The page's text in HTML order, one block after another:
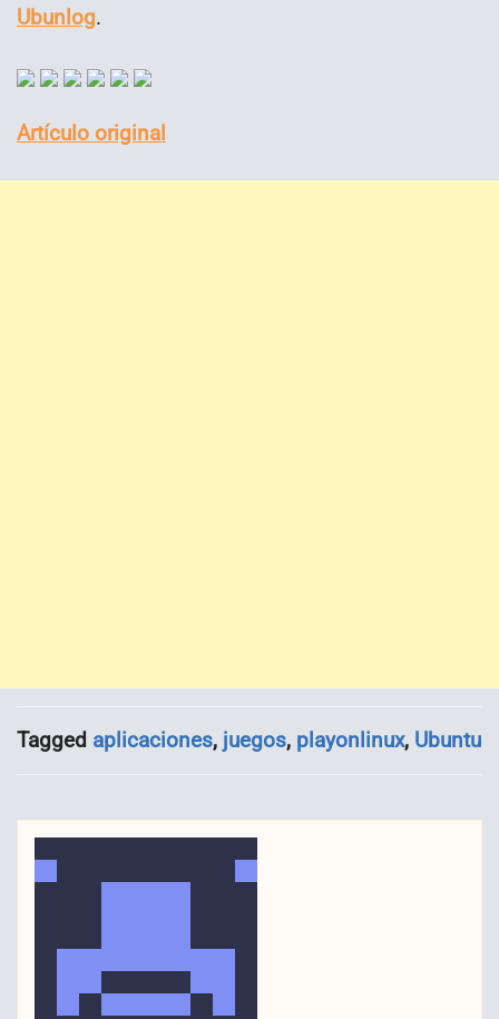
Ubunlog.
Artículo original
Tagged aplicaciones, juegos, playonlinux, Ubuntu